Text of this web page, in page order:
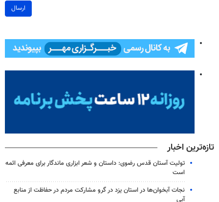
ارسال
تازه‌ترین اخبار
تولیت آستان قدس رضوی: داستان و شعر ابزاری ماندگار برای معرفی ائمه
است
نجات آبخوان‌ها در استان یزد در گرو مشارکت مردم در حفاظت از منابع
آبی